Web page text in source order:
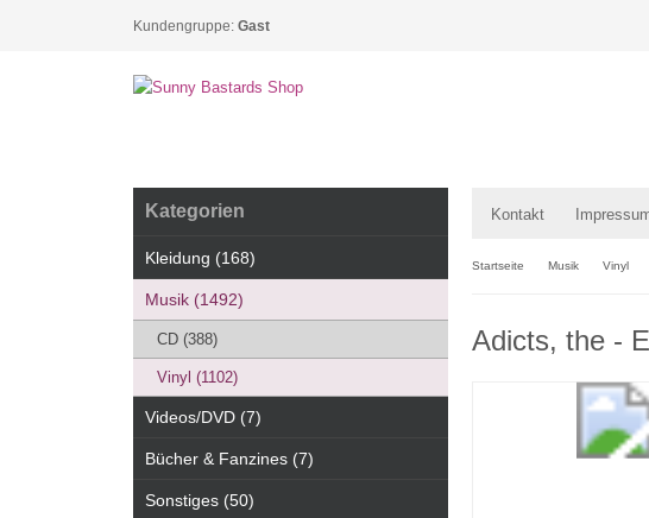
Kundengruppe: Gast
Kontakt
Startseite Musik Vinyl
Adicts, the -
Kategorien
Kleidung (168)
Musik (1492)
CD (388)
Vinyl (1102)
Videos/DVD (7)
Bücher & Fanzines (7)
Sonstiges (50)